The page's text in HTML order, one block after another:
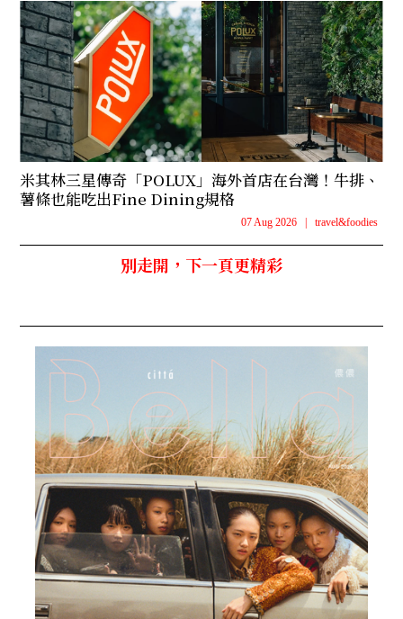
米其林三星傳奇「POLUX」海外首店在台灣！牛排、
薯條也能吃出Fine Dining規格
07 Aug 2026 travel&foodies
別走開，下一頁更精彩